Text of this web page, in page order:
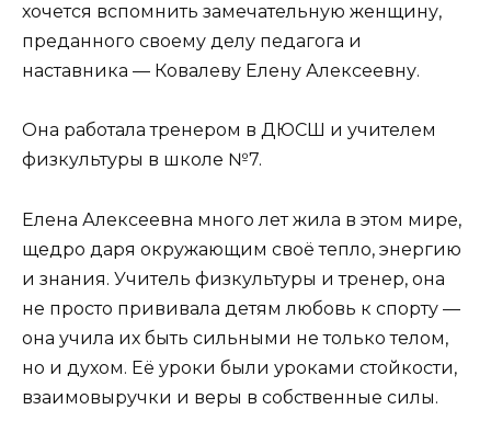
хочется вспомнить замечательную женщину,
преданного своему делу педагога и
наставника — Ковалеву Елену Алексеевну.
Она работала тренером в ДЮСШ и учителем
физкультуры в школе №7.
Елена Алексеевна много лет жила в этом мире,
щедро даря окружающим своё тепло, энергию
и знания. Учитель физкультуры и тренер, она
не просто прививала детям любовь к спорту —
она учила их быть сильными не только телом,
но и духом. Её уроки были уроками стойкости,
взаимовыручки и веры в собственные силы.